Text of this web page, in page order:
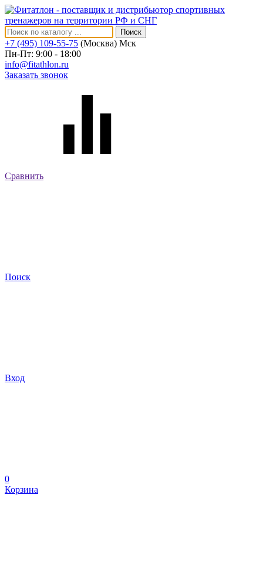
Поиск
+7 (495) 109-55-75 (Москва) Мск
Пн-Пт: 9:00 - 18:00
info@fitathlon.ru
Заказать звонок
Сравнить
Поиск
Вход
0
Корзина